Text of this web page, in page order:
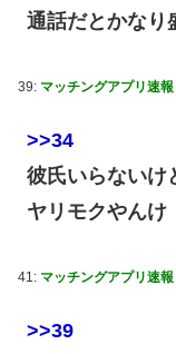
通話だとかなり
39: マッチングアプリ速報
>>34
彼氏いらないけ
ヤリモクやんけ
41: マッチングアプリ速報
>>39